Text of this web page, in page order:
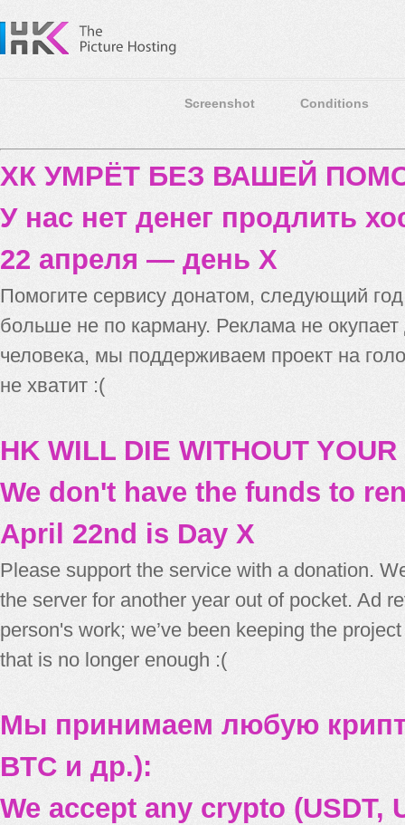
Screenshot Conditions
ХК УМРЁТ БЕЗ ВАШЕЙ
У нас нет денег продлить
22 апреля — день X
Помогите сервису донатом, следующий
больше не по карману. Реклама не
человека, мы поддерживаем проект на
не хватит :(
HK WILL DIE WITHOUT
We don't have the funds to
April 22nd is Day X
Please support the service with a donation.
the server for another year out of pocket. Ad
person's work; we’ve been keeping the
that is no longer enough :(
Мы принимаем любую
BTC и др.):
We accept any crypto (USDT,